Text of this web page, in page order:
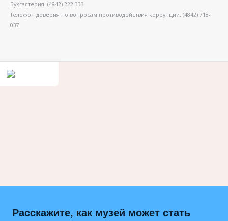
Бухгалтерия: (4842) 222-333.
Телефон доверия по вопросам противодействия коррупции: (4842) 718-
037.
Расскажите, как музей может стать